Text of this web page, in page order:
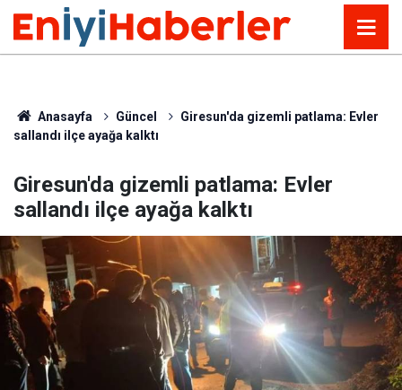
Anasayfa Güncel
Giresun'da gizemli patlama: Evler
sallandı ilçe ayağa kalktı
Giresun'da gizemli patlama: Evler
sallandı ilçe ayağa kalktı